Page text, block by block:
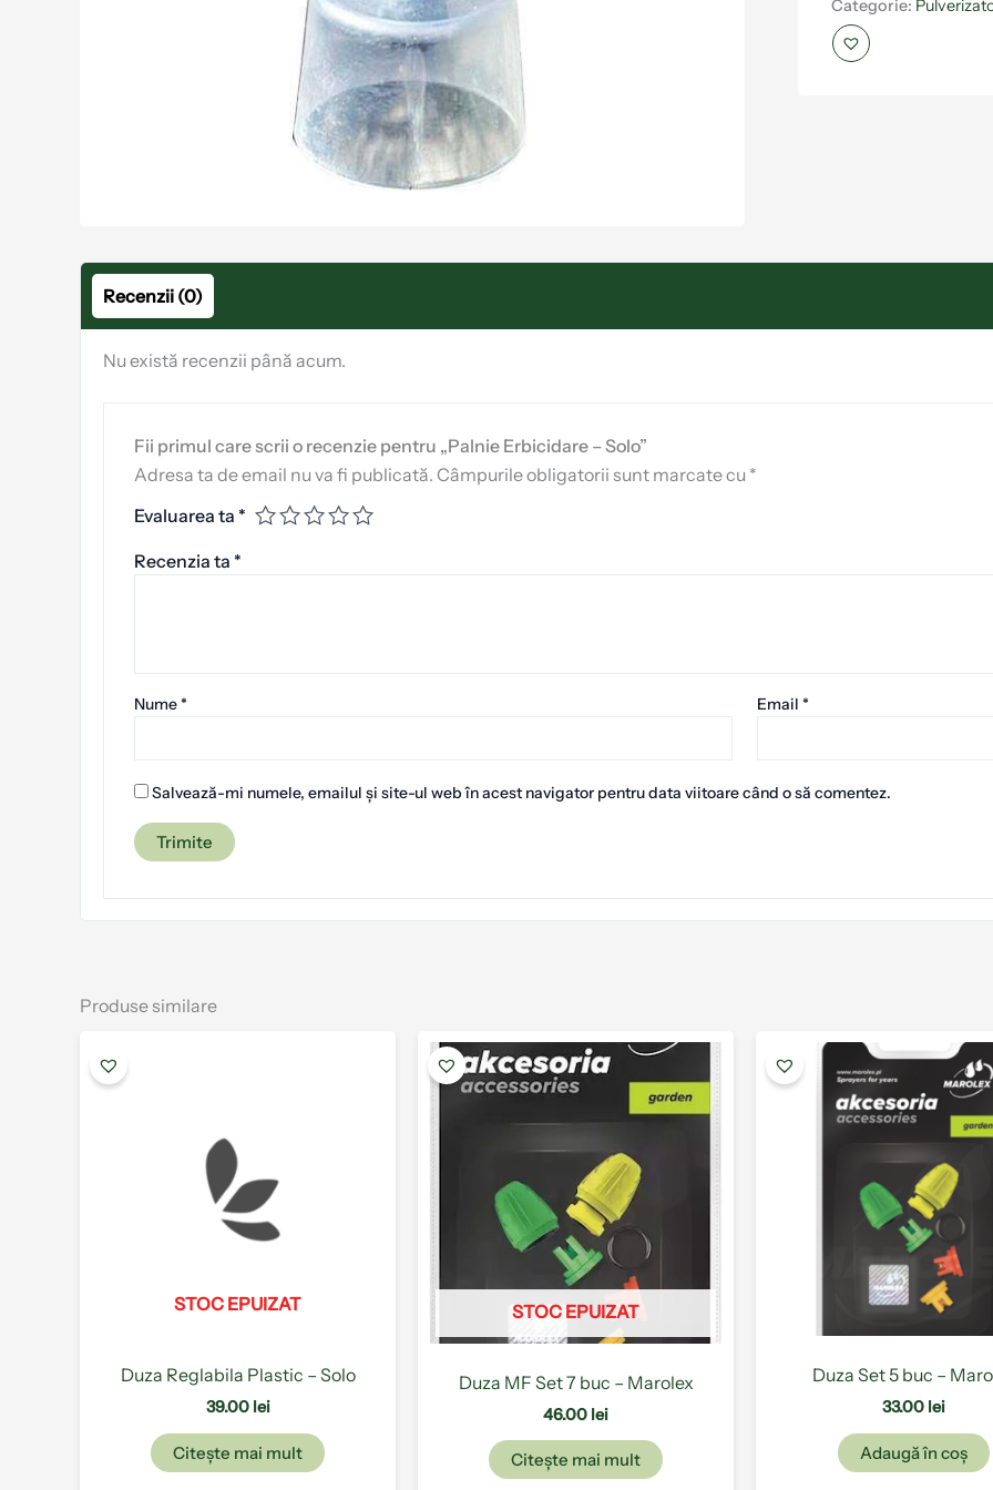
Categorie:
Recenzii (0)
Nu există recenzii până acum.
Fii primul care scrii o recenzie pentru „Palnie Erbicidare – Solo”
Adresa ta de email nu va fi publicată. Câmpurile obligatorii sunt marcate cu *
Evaluarea ta *
Recenzia ta *
Nume* Email*
Salvează-mi numele, emailul și site-ul web în acest navigator pentru data viitoare când o să comentez.
Produse similare
STOC EPUIZAT
Duza Reglabila Plastic – Solo
39.00 lei
Citește mai mult
STOC EPUIZAT
Duza MF Set 7 buc – Marolex
46.00 lei
Citește mai mult
Duza Set 5 buc –
33.00 lei
Adaugă în coș